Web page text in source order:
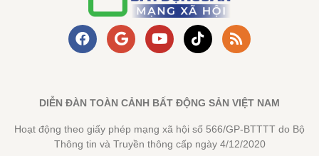
DIỄN ĐÀN TOÀN CẢNH BẤT ĐỘNG SẢN VIỆT NAM
Hoạt động theo giấy phép mạng xã hội số 566/GP-BTTTT do Bộ
Thông tin và Truyền thông cấp ngày 4/12/2020